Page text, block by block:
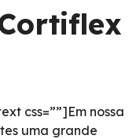
css=””]Em nossa
uma grande